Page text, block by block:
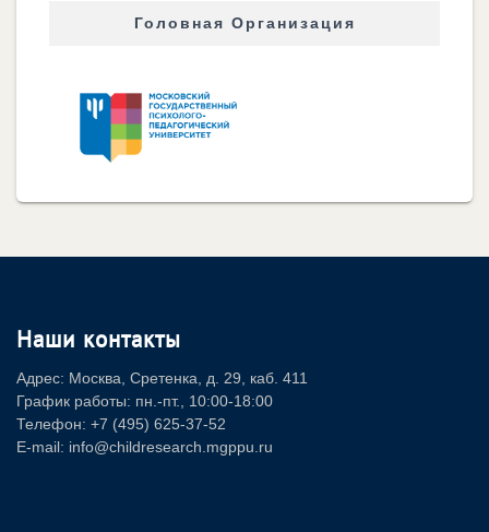
Головная Организация
Наши контакты
Адрес: Москва, Сретенка, д. 29, каб. 411
График работы: пн.-пт., 10:00-18:00
Телефон: +7 (495) 625-37-52
E-mail: info@childresearch.mgppu.ru